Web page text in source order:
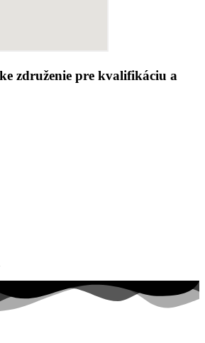
združenie pre kvalifikáciu a